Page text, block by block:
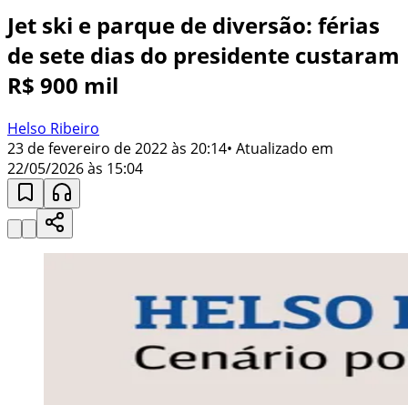
Jet ski e parque de diversão: férias
de sete dias do presidente custaram
R$ 900 mil
Helso Ribeiro
23 de fevereiro de 2022 às 20:14• Atualizado em
22/05/2026 às 15:04